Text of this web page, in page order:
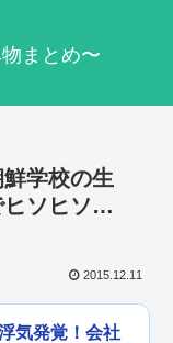
まとめ〜
学校の生
ヒソヒソ…
2015.12.11
気発覚！会社